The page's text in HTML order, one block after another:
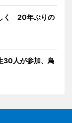
く 20年ぶりの
30人が参加、鳥